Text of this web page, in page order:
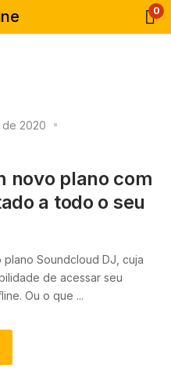
0
de 2020
novo plano com
a todo o seu
Soundcloud DJ, cuja
de acessar seu
Ou o que ...